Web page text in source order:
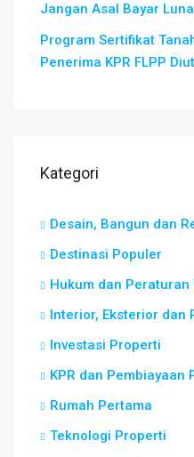
Jangan Asal Bayar
Program Sertifikat
Penerima KPR FLPP
Kategori
Desain, Bangun dan
Destinasi Populer
Hukum dan Peraturan
Interior, Eksterior dan
Investasi Properti
KPR dan Pembiayaan
Rumah Pertama
Teknologi Properti